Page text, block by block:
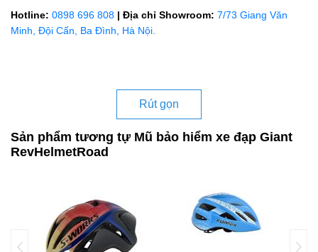
Hotline: 0898 696 808 | Địa chỉ Showroom: 7/73 Giang Văn
Minh, Đội Cấn, Ba Đình, Hà Nội.
Rút gọn
Sản phẩm tương tự Mũ bảo hiểm xe đạp Giant
RevHelmetRoad